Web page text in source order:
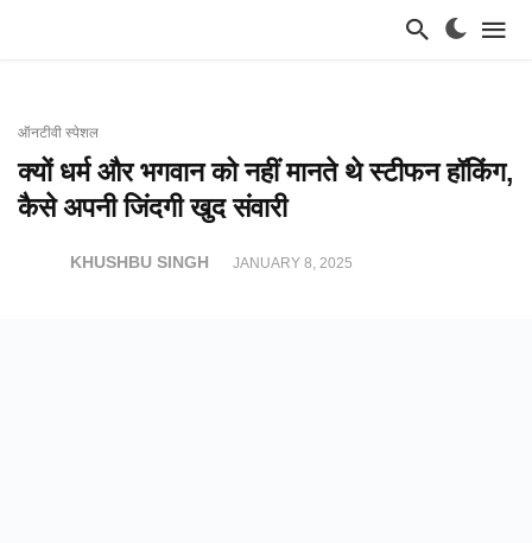
ऑनटीवी स्पेशल
क्यों धर्म और भगवान को नहीं मानते थे स्टीफन हॉकिंग,
कैसे अपनी जिंदगी खुद संवारी
KHUSHBU SINGH JANUARY 8, 2025